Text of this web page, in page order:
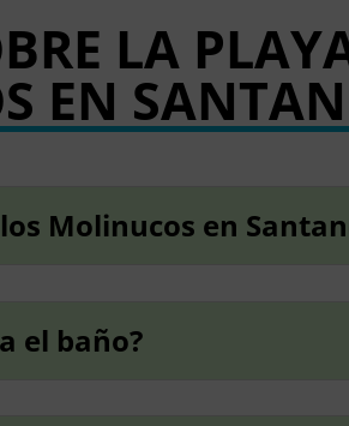
LA
EN
Molinucos en
el baño?